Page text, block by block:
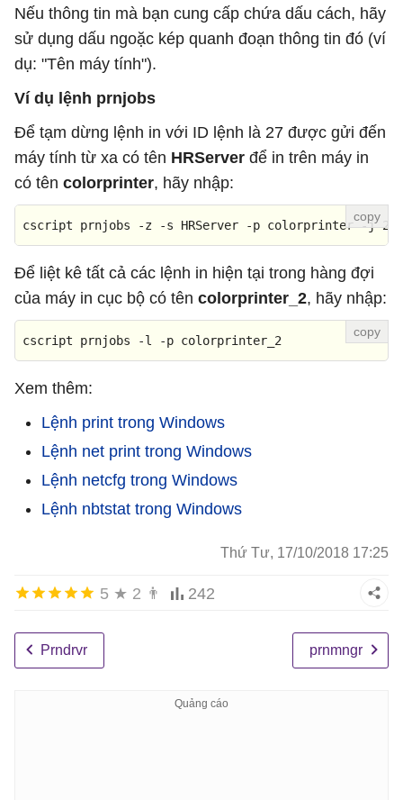
Nếu thông tin mà bạn cung cấp chứa dấu cách, hãy
sử dụng dấu ngoặc kép quanh đoạn thông tin đó (ví
dụ: "Tên máy tính").
Ví dụ lệnh prnjobs
Để tạm dừng lệnh in với ID lệnh là 27 được gửi đến
máy tính từ xa có tên HRServer để in trên máy in
có tên colorprinter, hãy nhập:
cscript prnjobs -z -s HRServer -p colorprinter -j 27
Để liệt kê tất cả các lệnh in hiện tại trong hàng đợi
của máy in cục bộ có tên colorprinter_2, hãy nhập:
cscript prnjobs -l -p colorprinter_2
Xem thêm:
Lệnh print trong Windows
Lệnh net print trong Windows
Lệnh netcfg trong Windows
Lệnh nbtstat trong Windows
Thứ Tư, 17/10/2018 17:25
5 ★ 2 👨 242
Prndrvr prnmngr